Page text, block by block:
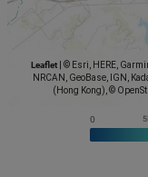
Leaflet
© Esri, HERE,
NRCAN, GeoBase, IGN,
(Hong Kong), ©